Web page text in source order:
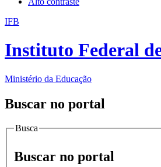
IFB
Instituto Federal
Ministério da Educação
Buscar no portal
Busca
Buscar no portal